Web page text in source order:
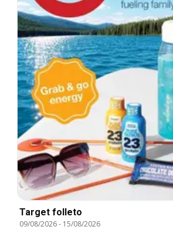
Target folleto
09/08/2026- 15/08/2026